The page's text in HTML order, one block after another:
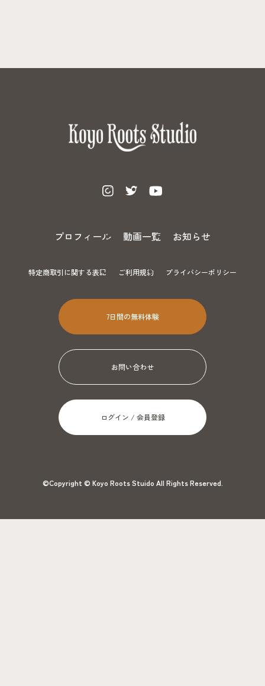
プロフィール 動画一覧 お知らせ
特定商取引に関する表記 ご利用規約 プライバシーポリシー
7日間の無料体験
お問い合わせ
ログイン / 会員登録
©Copyright © Koyo Roots Stuido All Rights Reserved.